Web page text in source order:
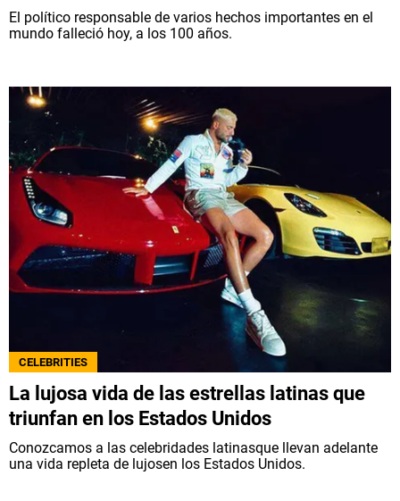
El político responsable de varios hechos importantes en el
mundo falleció hoy, a los 100 años.
CELEBRITIES
La lujosa vida de las estrellas latinas que
triunfan en los Estados Unidos
Conozcamos a las celebridades latinasque llevan adelante
una vida repleta de lujosen los Estados Unidos.